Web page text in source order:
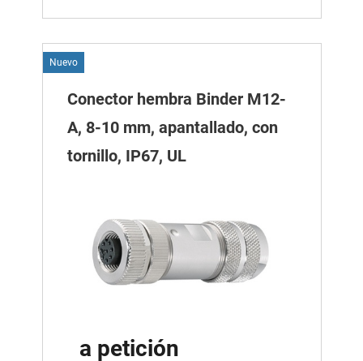
Nuevo
Conector hembra Binder M12-
A, 8-10 mm, apantallado, con
tornillo, IP67, UL
a petición